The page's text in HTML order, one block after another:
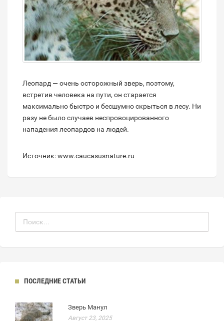
Леопард — очень осторожный зверь, поэтому,
встретив человека на пути, он старается
максимально быстро и бесшумно скрыться в лесу. Ни
разу не было случаев неспровоцированного
нападения леопардов на людей.
Источник: www.caucasusnature.ru
ПОСЛЕДНИЕ СТАТЬИ
Зверь Манул
Август 23, 2025